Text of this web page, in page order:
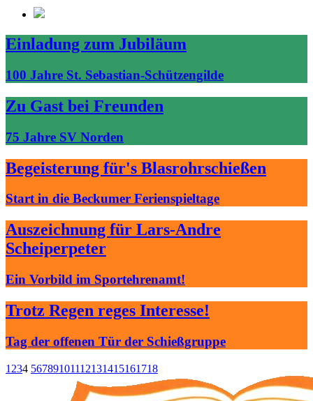
Einladung zum Jubiläum
100 Jahre St. Sebastian-Schützengilde
Zu Gast bei Freunden
75 Jahre SV Norden
Begeisterung für's Blasrohrschießen
Start in die Beckumer Ferienspieltage
Auszeichnung für Lars-Andre
Scheiperpeter
Ein Vorbild im Sportehrenamt!
Trotz Regen reges Interesse!
Tag der offenen Tür der Schießgruppe
1 234 56789101112131415161718